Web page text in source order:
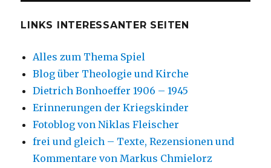
LINKS INTERESSANTER SEITEN
Alles zum Thema Spiel
Blog über Theologie und Kirche
Dietrich Bonhoeffer 1906 – 1945
Erinnerungen der Kriegskinder
Fotoblog von Niklas Fleischer
frei und gleich – Texte, Rezensionen und
Kommentare von Markus Chmielorz